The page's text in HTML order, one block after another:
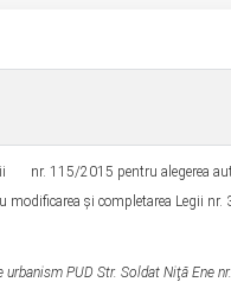
nr. 115/2015 pentru alegerea
şi completarea Legii
PUD Str. Soldat Niţă Ene